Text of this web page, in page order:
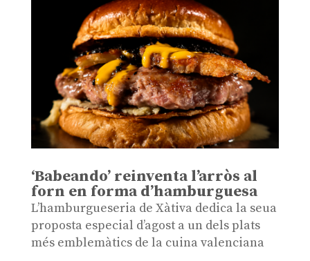
‘Babeando’ reinventa l’arròs al
forn en forma d’hamburguesa
L’hamburgueseria de Xàtiva dedica la seua
proposta especial d’agost a un dels plats
més emblemàtics de la cuina valenciana